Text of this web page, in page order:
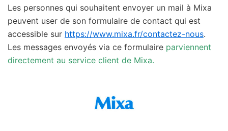
Les personnes qui souhaitent envoyer un mail à Mixa
peuvent user de son formulaire de contact qui est
accessible sur https://www.mixa.fr/contactez-nous.
Les messages envoyés via ce formulaire parviennent
directement au service client de Mixa.